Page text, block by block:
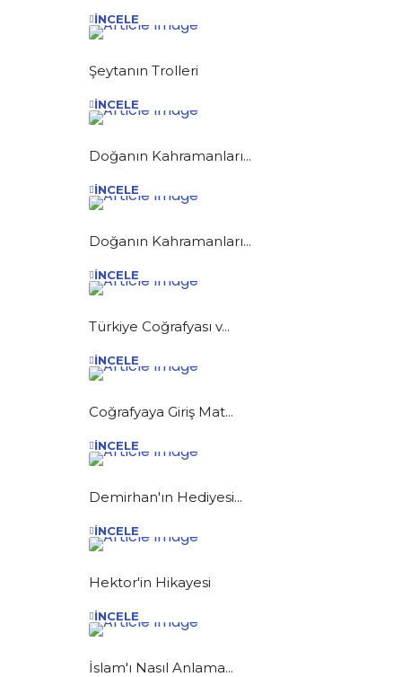
İNCELE
Şeytanın Trolleri
İNCELE
Doğanın Kahramanları...
İNCELE
Doğanın Kahramanları...
İNCELE
Türkiye Coğrafyası v...
İNCELE
Coğrafyaya Giriş Mat...
İNCELE
Demirhan'ın Hediyesi...
İNCELE
Hektor'in Hikayesi
İNCELE
İslam'ı Nasıl Anlama...